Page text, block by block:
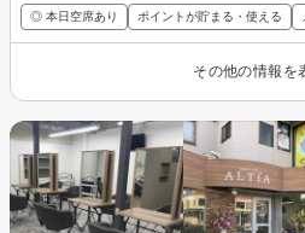
◎ 本日空席あり ポイントが貯まる・使える
その他の情報を